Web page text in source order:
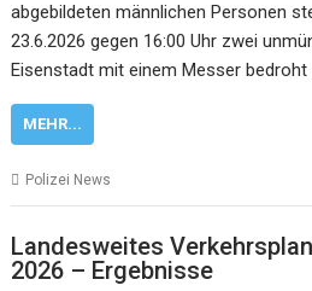
abgebildeten männlichen Personen
23.6.2026 gegen 16:00 Uhr zwei
Eisenstadt mit einem Messer
MEHR...
Polizei News
Landesweites
2026 – Ergebnisse